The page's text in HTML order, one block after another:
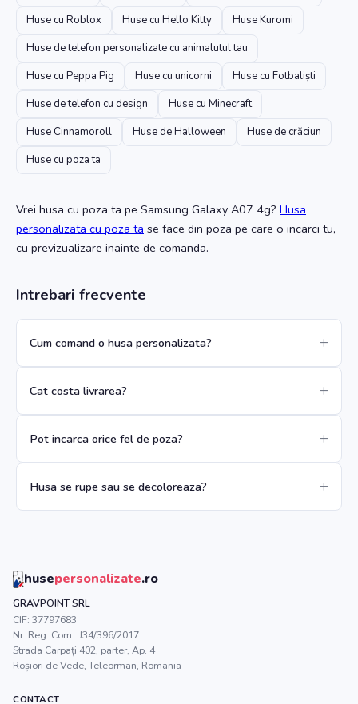
Huse cu Roblox
Huse cu Hello Kitty
Huse Kuromi
Huse de telefon personalizate cu animalutul tau
Huse cu Peppa Pig
Huse cu unicorni
Huse cu Fotbaliști
Huse de telefon cu design
Huse cu Minecraft
Huse Cinnamoroll
Huse de Halloween
Huse de crăciun
Huse cu poza ta
Vrei husa cu poza ta pe Samsung Galaxy A07 4g? Husa
personalizata cu poza ta se face din poza pe care o incarci tu,
cu previzualizare inainte de comanda.
Intrebari frecvente
Cum comand o husa personalizata?
Cat costa livrarea?
Pot incarca orice fel de poza?
Husa se rupe sau se decoloreaza?
husepersonalizate.ro
GRAVPOINT SRL
CIF: 37797683
Nr. Reg. Com.: J34/396/2017
Strada Carpați 402, parter, Ap. 4
Roșiori de Vede,Teleorman, Romania
CONTACT